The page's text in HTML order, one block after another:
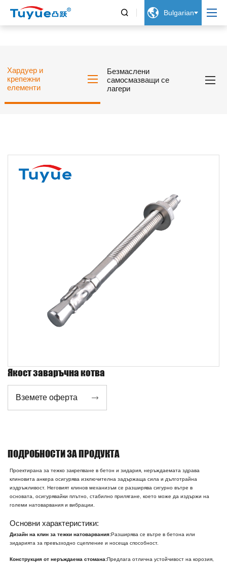
  Bulgarian
Хардуер и
крепежни
елементи
Безмаслени
самосмазващи се
лагери
Якост заваръчна котва
Вземете оферта 
ПОДРОБНОСТИ ЗА ПРОДУКТА
Проектирана за тежко закрепване в бетон и зидария, неръждаемата здрава
клиновита анкера осигурява изключителна задържаща сила и дълготрайна
издръжливост. Неговият клинов механизъм се разширява сигурно вътре в
основата, осигурявайки плътно, стабилно прилягане, което може да издържи на
големи натоварвания и вибрации.
Основни характеристики:
Дизайн на клин за тежки натоварвания:Разширява се вътре в бетона или
зидарията за превъзходно сцепление и носеща способност.
Конструкция от неръждаема стомана:Предлага отлична устойчивост на корозия,